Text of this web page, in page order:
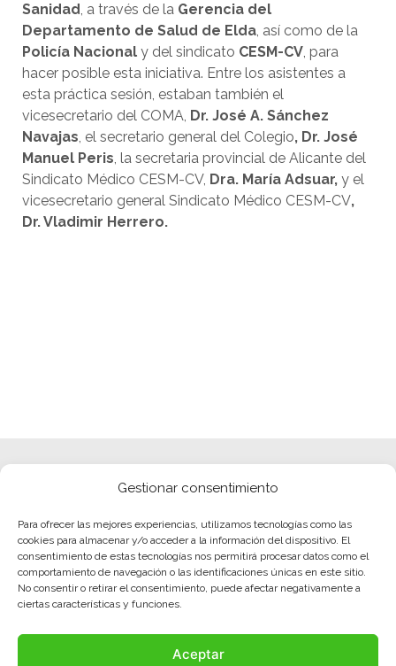
Gestionar consentimiento
Para ofrecer las mejores experiencias, utilizamos tecnologías como las
cookies para almacenar y/o acceder a la información del dispositivo. El
consentimiento de estas tecnologías nos permitirá procesar datos como el
comportamiento de navegación o las identificaciones únicas en este sitio.
No consentir o retirar el consentimiento, puede afectar negativamente a
ciertas características y funciones.
Aceptar
Sanidad, a través de la Gerencia del
Departamento de Salud de Elda, así como de la
Policía Nacional y del sindicato CESM-CV, para
hacer posible esta iniciativa. Entre los asistentes a
esta práctica sesión, estaban también el
vicesecretario del COMA, Dr. José A. Sánchez
Navajas, el secretario general del Colegio, Dr. José
Manuel Peris, la secretaria provincial de Alicante del
Sindicato Médico CESM-CV, Dra. María Adsuar, y el
vicesecretario general Sindicato Médico CESM-CV,
Dr. Vladimir Herrero.